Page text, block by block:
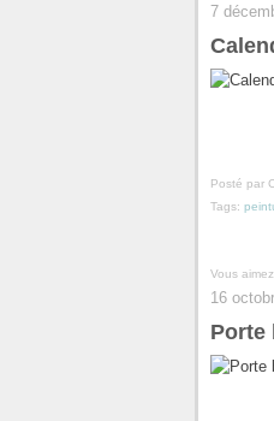
7
Posté par
Tags:
Vous
16
Porte